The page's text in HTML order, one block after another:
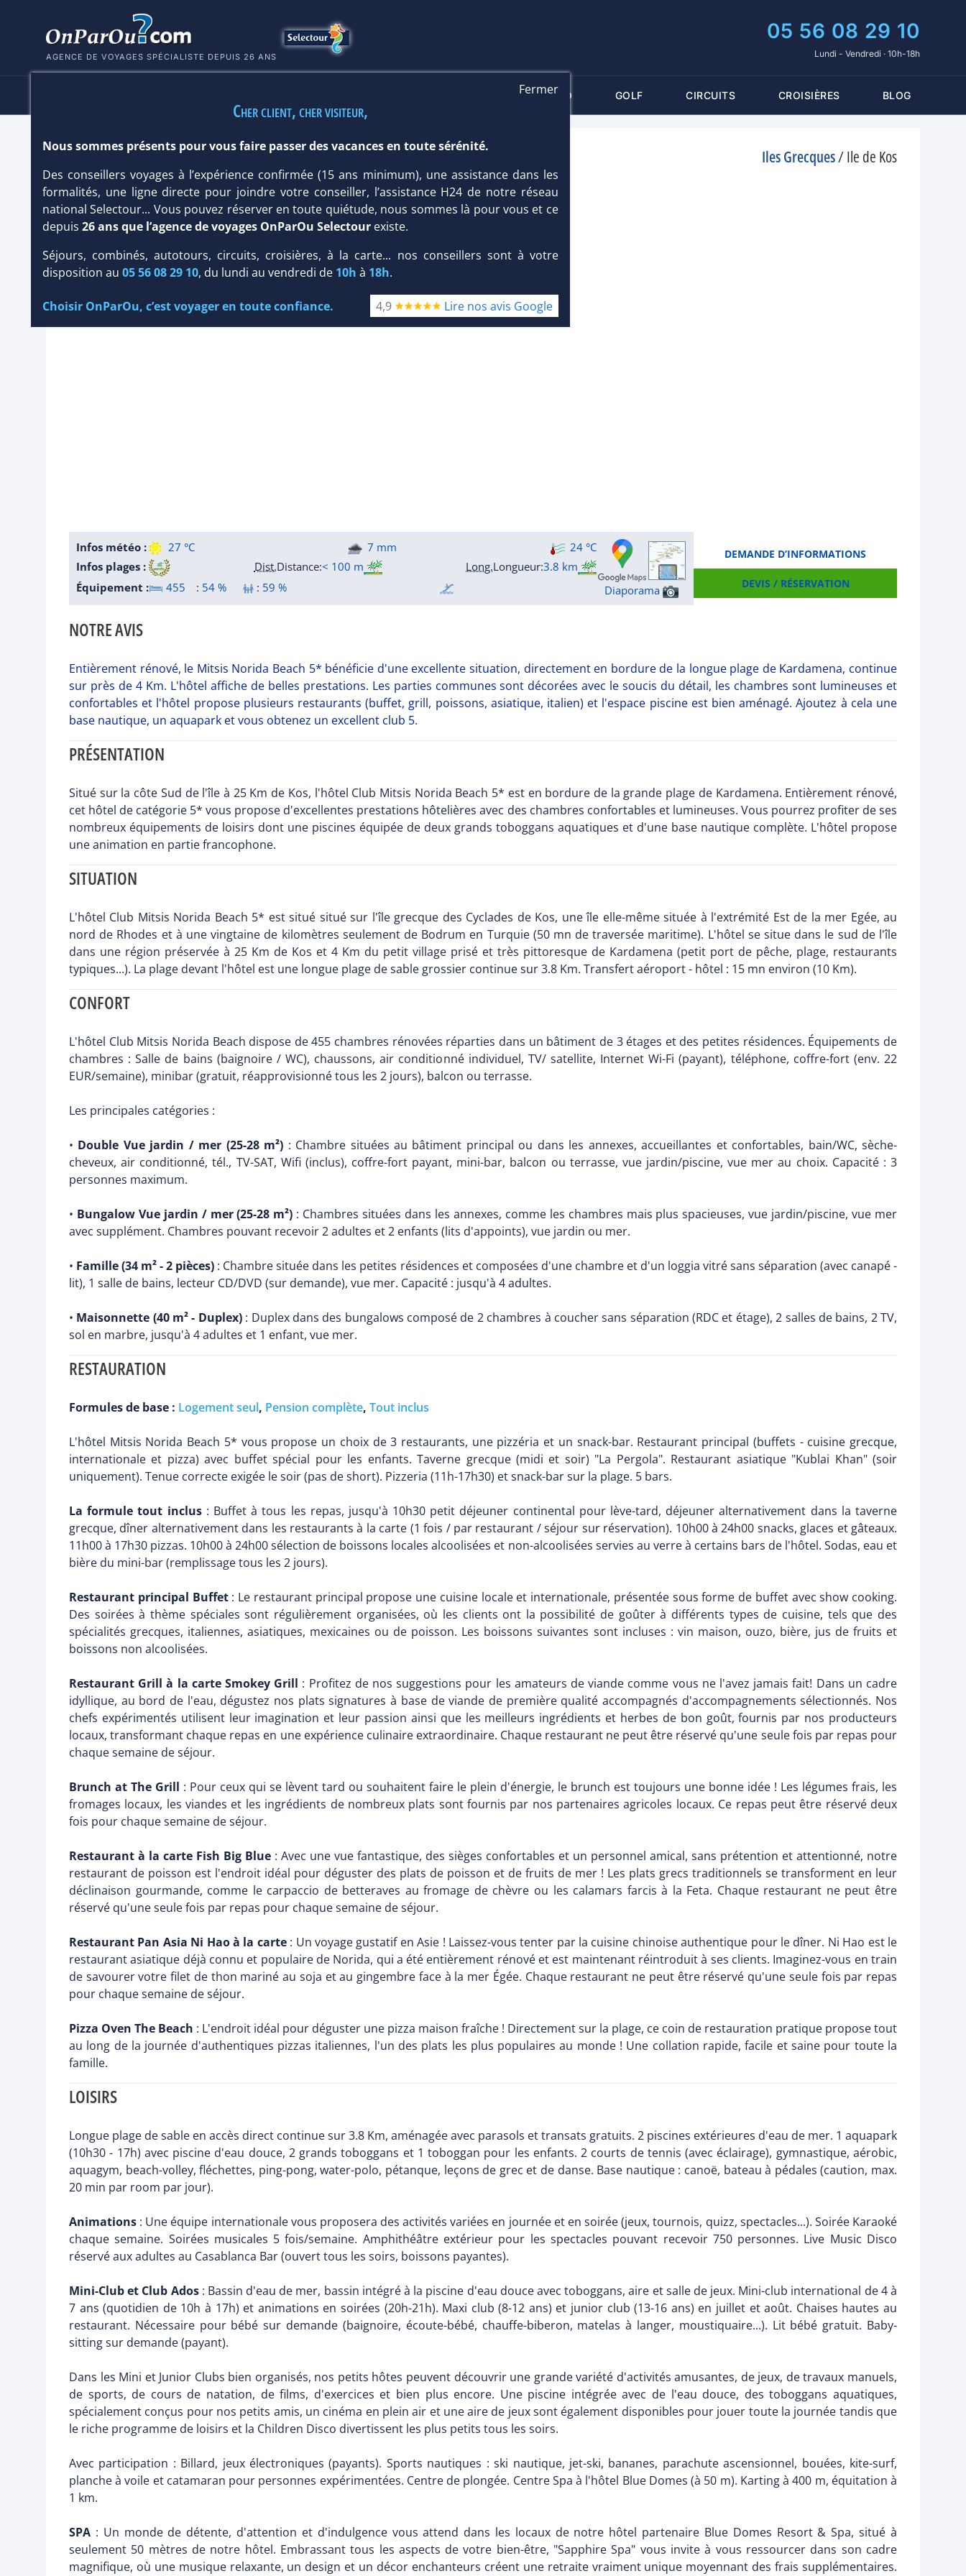
AGENCE DE VOYAGES SPÉCIALISTE DEPUIS 26 ANS
05 56 08 29 10
Lundi - Vendredi · 10h-18h
THALASSO GOLF CIRCUITS CROISIÈRES BLOG
HÔTEL MITSIS NORIDA BEACH 5* Iles Grecques/Ile de Kos
HôtelClub /Prestige
DEMANDE D’INFORMATIONS
DEVIS / RÉSERVATION
Infos météo : 27 °C 7 mm
24 °C
Infos plages :
Dist.Distance:< 100 m Long.Longueur:3.8 km
Équipement :
455 : 54 % : 59 % Diaporama
NOTRE AVIS
Entièrement rénové, le Mitsis Norida Beach 5* bénéficie d'une excellente situation, directement en bordure de la longue plage de Kardamena, continue
sur près de 4 Km. L'hôtel affiche de belles prestations. Les parties communes sont décorées avec le soucis du détail, les chambres sont lumineuses et
confortables et l'hôtel propose plusieurs restaurants (buffet, grill, poissons, asiatique, italien) et l'espace piscine est bien aménagé. Ajoutez à cela une
base nautique, un aquapark et vous obtenez un excellent club 5.
PRÉSENTATION
Situé sur la côte Sud de l'île à 25 Km de Kos, l'hôtel Club Mitsis Norida Beach 5* est en bordure de la grande plage de Kardamena. Entièrement rénové,
cet hôtel de catégorie 5* vous propose d'excellentes prestations hôtelières avec des chambres confortables et lumineuses. Vous pourrez profiter de ses
nombreux équipements de loisirs dont une piscines équipée de deux grands toboggans aquatiques et d'une base nautique complète. L'hôtel propose
une animation en partie francophone.
SITUATION
L'hôtel Club Mitsis Norida Beach 5* est situé situé sur l'île grecque des Cyclades de Kos, une île elle-même située à l'extrémité Est de la mer Egée, au
nord de Rhodes et à une vingtaine de kilomètres seulement de Bodrum en Turquie (50 mn de traversée maritime). L'hôtel se situe dans le sud de l'île
dans une région préservée à 25 Km de Kos et 4 Km du petit village prisé et très pittoresque de Kardamena (petit port de pêche, plage, restaurants
typiques...). La plage devant l'hôtel est une longue plage de sable grossier continue sur 3.8 Km. Transfert aéroport - hôtel : 15 mn environ (10 Km).
CONFORT
L'hôtel Club Mitsis Norida Beach dispose de 455 chambres rénovées réparties dans un bâtiment de 3 étages et des petites résidences. Équipements de
chambres : Salle de bains (baignoire / WC), chaussons, air conditionné individuel, TV/ satellite, Internet Wi-Fi (payant), téléphone, coffre-fort (env. 22
EUR/semaine), minibar (gratuit, réapprovisionné tous les 2 jours), balcon ou terrasse.
Les principales catégories :
• Double Vue jardin / mer (25-28 m²) : Chambre situées au bâtiment principal ou dans les annexes, accueillantes et confortables, bain/WC, sèche-
cheveux, air conditionné, tél., TV-SAT, Wifi (inclus), coffre-fort payant, mini-bar, balcon ou terrasse, vue jardin/piscine, vue mer au choix. Capacité : 3
personnes maximum.
• Bungalow Vue jardin / mer (25-28 m²) : Chambres situées dans les annexes, comme les chambres mais plus spacieuses, vue jardin/piscine, vue mer
avec supplément. Chambres pouvant recevoir 2 adultes et 2 enfants (lits d'appoints), vue jardin ou mer.
• Famille (34 m² - 2 pièces) : Chambre située dans les petites résidences et composées d'une chambre et d'un loggia vitré sans séparation (avec canapé -
lit), 1 salle de bains, lecteur CD/DVD (sur demande), vue mer. Capacité : jusqu'à 4 adultes.
• Maisonnette (40 m² - Duplex): Duplex dans des bungalows composé de 2 chambres à coucher sans séparation (RDC et étage), 2 salles de bains, 2 TV,
sol en marbre, jusqu'à 4 adultes et 1 enfant, vue mer.
RESTAURATION
Formules de base : Logement seul, Pension complète, Tout inclus
L'hôtel Mitsis Norida Beach 5* vous propose un choix de 3 restaurants, une pizzéria et un snack-bar. Restaurant principal (buffets - cuisine grecque,
internationale et pizza) avec buffet spécial pour les enfants. Taverne grecque (midi et soir) "La Pergola". Restaurant asiatique "Kublai Khan" (soir
uniquement). Tenue correcte exigée le soir (pas de short). Pizzeria (11h-17h30) et snack-bar sur la plage. 5 bars.
La formule tout inclus: Buffet à tous les repas, jusqu'à 10h30 petit déjeuner continental pour lève-tard, déjeuner alternativement dans la taverne
grecque, dîner alternativement dans les restaurants à la carte (1 fois / par restaurant / séjour sur réservation). 10h00 à 24h00 snacks, glaces et gâteaux.
11h00 à 17h30 pizzas. 10h00 à 24h00 sélection de boissons locales alcoolisées et non-alcoolisées servies au verre à certains bars de l'hôtel. Sodas, eau et
bière du mini-bar (remplissage tous les 2 jours).
Restaurant principal Buffet: Le restaurant principal propose une cuisine locale et internationale, présentée sous forme de buffet avec show cooking.
Des soirées à thème spéciales sont régulièrement organisées, où les clients ont la possibilité de goûter à différents types de cuisine, tels que des
spécialités grecques, italiennes, asiatiques, mexicaines ou de poisson. Les boissons suivantes sont incluses : vin maison, ouzo, bière, jus de fruits et
boissons non alcoolisées.
Restaurant Grill à la carte Smokey Grill : Profitez de nos suggestions pour les amateurs de viande comme vous ne l'avez jamais fait! Dans un cadre
idyllique, au bord de l'eau, dégustez nos plats signatures à base de viande de première qualité accompagnés d'accompagnements sélectionnés. Nos
chefs expérimentés utilisent leur imagination et leur passion ainsi que les meilleurs ingrédients et herbes de bon goût, fournis par nos producteurs
locaux, transformant chaque repas en une expérience culinaire extraordinaire. Chaque restaurant ne peut être réservé qu'une seule fois par repas pour
chaque semaine de séjour.
Brunch at The Grill : Pour ceux qui se lèvent tard ou souhaitent faire le plein d'énergie, le brunch est toujours une bonne idée ! Les légumes frais, les
fromages locaux, les viandes et les ingrédients de nombreux plats sont fournis par nos partenaires agricoles locaux. Ce repas peut être réservé deux
fois pour chaque semaine de séjour.
Restaurant à la carte Fish Big Blue : Avec une vue fantastique, des sièges confortables et un personnel amical, sans prétention et attentionné, notre
restaurant de poisson est l'endroit idéal pour déguster des plats de poisson et de fruits de mer ! Les plats grecs traditionnels se transforment en leur
déclinaison gourmande, comme le carpaccio de betteraves au fromage de chèvre ou les calamars farcis à la Feta. Chaque restaurant ne peut être
réservé qu'une seule fois par repas pour chaque semaine de séjour.
Restaurant Pan Asia Ni Hao à la carte: Un voyage gustatif en Asie ! Laissez-vous tenter par la cuisine chinoise authentique pour le dîner. Ni Hao est le
restaurant asiatique déjà connu et populaire de Norida, qui a été entièrement rénové et est maintenant réintroduit à ses clients. Imaginez-vous en train
de savourer votre filet de thon mariné au soja et au gingembre face à la mer Égée. Chaque restaurant ne peut être réservé qu'une seule fois par repas
pour chaque semaine de séjour.
Pizza Oven The Beach : L'endroit idéal pour déguster une pizza maison fraîche ! Directement sur la plage, ce coin de restauration pratique propose tout
au long de la journée d'authentiques pizzas italiennes, l'un des plats les plus populaires au monde ! Une collation rapide, facile et saine pour toute la
famille.
LOISIRS
Longue plage de sable en accès direct continue sur 3.8 Km, aménagée avec parasols et transats gratuits. 2 piscines extérieures d'eau de mer. 1 aquapark
(10h30 - 17h) avec piscine d'eau douce, 2 grands toboggans et 1 toboggan pour les enfants. 2 courts de tennis (avec éclairage), gymnastique, aérobic,
aquagym, beach-volley, fléchettes, ping-pong, water-polo, pétanque, leçons de grec et de danse. Base nautique : canoë, bateau à pédales (caution, max.
20 min par room par jour).
Animations : Une équipe internationale vous proposera des activités variées en journée et en soirée (jeux, tournois, quizz, spectacles...). Soirée Karaoké
chaque semaine. Soirées musicales 5 fois/semaine. Amphithéâtre extérieur pour les spectacles pouvant recevoir 750 personnes. Live Music Disco
réservé aux adultes au Casablanca Bar (ouvert tous les soirs, boissons payantes).
Mini-Club et Club Ados: Bassin d'eau de mer, bassin intégré à la piscine d'eau douce avec toboggans, aire et salle de jeux. Mini-club international de 4 à
7 ans (quotidien de 10h à 17h) et animations en soirées (20h-21h). Maxi club (8-12 ans) et junior club (13-16 ans) en juillet et août. Chaises hautes au
restaurant. Nécessaire pour bébé sur demande (baignoire, écoute-bébé, chauffe-biberon, matelas à langer, moustiquaire...). Lit bébé gratuit. Baby-
sitting sur demande (payant).
Dans les Mini et Junior Clubs bien organisés, nos petits hôtes peuvent découvrir une grande variété d'activités amusantes, de jeux, de travaux manuels,
de sports, de cours de natation, de films, d'exercices et bien plus encore. Une piscine intégrée avec de l'eau douce, des toboggans aquatiques,
spécialement conçus pour nos petits amis, un cinéma en plein air et une aire de jeux sont également disponibles pour jouer toute la journée tandis que
le riche programme de loisirs et la Children Disco divertissent les plus petits tous les soirs.
Avec participation : Billard, jeux électroniques (payants). Sports nautiques : ski nautique, jet-ski, bananes, parachute ascensionnel, bouées, kite-surf,
planche à voile et catamaran pour personnes expérimentées. Centre de plongée. Centre Spa à l'hôtel Blue Domes (à 50 m). Karting à 400 m, équitation à
1 km.
SPA : Un monde de détente, d'attention et d'indulgence vous attend dans les locaux de notre hôtel partenaire Blue Domes Resort & Spa, situé à
seulement 50 mètres de notre hôtel. Embrassant tous les aspects de votre bien-être, "Sapphire Spa" vous invite à vous ressourcer dans son cadre
magnifique, où une musique relaxante, un design et un décor enchanteurs créent une retraite vraiment unique moyennant des frais supplémentaires.
Fermer
Cher client, cher visiteur,
Nous sommes présents pour vous faire passer des vacances en toute sérénité.
Des conseillers voyages à l’expérience confirmée (15 ans minimum), une assistance dans les
formalités, une ligne directe pour joindre votre conseiller, l’assistance H24 de notre réseau
national Selectour... Vous pouvez réserver en toute quiétude, nous sommes là pour vous et ce
depuis 26 ans que l’agence de voyages OnParOu Selectourexiste.
Séjours, combinés, autotours, circuits, croisières, à la carte... nos conseillers sont à votre
disposition au 05 56 08 29 10, du lundi au vendredi de 10h à 18h.
Choisir OnParOu, c’est voyager en toute confiance. 4,9 Lire nos avis Google